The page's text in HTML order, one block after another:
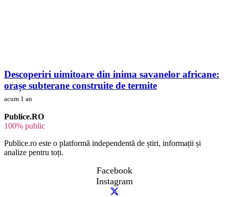
Descoperiri uimitoare din inima savanelor africane:
orașe subterane construite de termite
acum 1 an
Publice.RO
100% public
Publice.ro este o platformă independentă de știri, informații și
analize pentru toți.
Facebook
Instagram